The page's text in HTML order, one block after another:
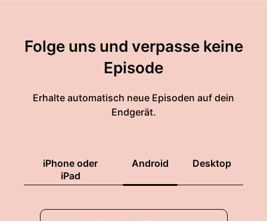
Folge uns und verpasse keine
Episode
Erhalte automatisch neue Episoden auf dein
Endgerät.
iPhone oder
iPad
Android Desktop